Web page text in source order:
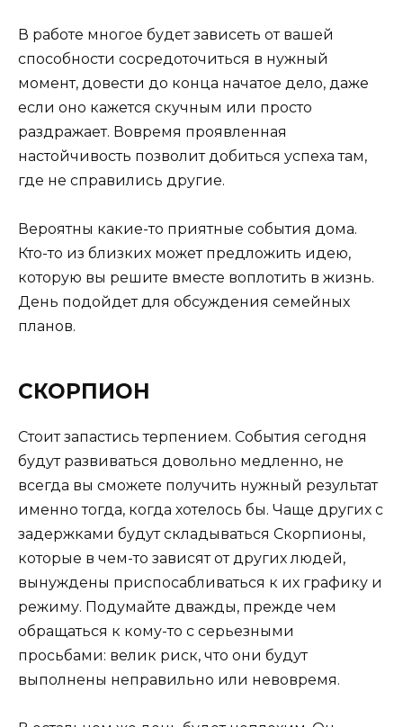
В работе многое будет зависеть от вашей
способности сосредоточиться в нужный
момент, довести до конца начатое дело, даже
если оно кажется скучным или просто
раздражает. Вовремя проявленная
настойчивость позволит добиться успеха там,
где не справились другие.
Вероятны какие-то приятные события дома.
Кто-то из близких может предложить идею,
которую вы решите вместе воплотить в жизнь.
День подойдет для обсуждения семейных
планов.
СКОРПИОН
Стоит запастись терпением. События сегодня
будут развиваться довольно медленно, не
всегда вы сможете получить нужный результат
именно тогда, когда хотелось бы. Чаще других с
задержками будут складываться Скорпионы,
которые в чем-то зависят от других людей,
вынуждены приспосабливаться к их графику и
режиму. Подумайте дважды, прежде чем
обращаться к кому-то с серьезными
просьбами: велик риск, что они будут
выполнены неправильно или невовремя.